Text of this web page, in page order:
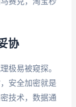
协
极易被窥探。
安全加密就是
技术，数据通